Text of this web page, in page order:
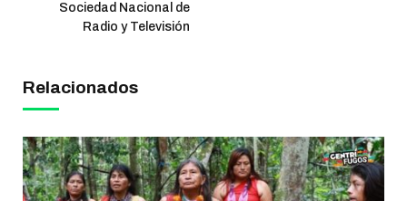
Sociedad Nacional de
Radio y Televisión
Relacionados